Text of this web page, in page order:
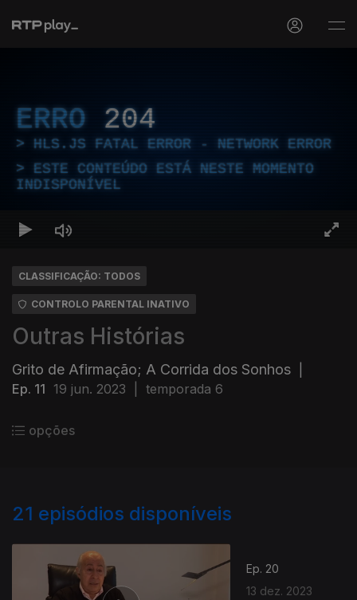
ERRO 204
HLS.JS FATAL ERROR - NETWORK ERROR
ESTE CONTEÚDO ESTÁ NESTE MOMENTO
INDISPONÍVEL
CLASSIFICAÇÃO: TODOS
CONTROLO PARENTAL INATIVO
Outras Histórias
Grito de Afirmação; A Corrida dos Sonhos
Ep. 11 19 jun. 2023 temporada 6
opções
21 episódios disponíveis
Ep. 20
13 dez. 2023